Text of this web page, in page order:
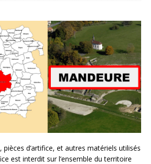
pièces d’artifice, et autres matériels utilisés
est interdit sur l’ensemble du territoire